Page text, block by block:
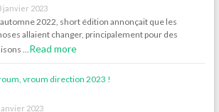
janvier 2023
2022, short édition annonçait que les
allaient changer, principalement pour des
… Read more
vroum direction 2023 !
2023